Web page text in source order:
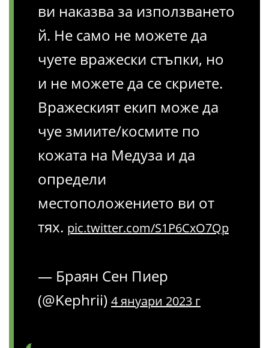
ви наказва за използването
й. Не само не можете да
чуете вражески стъпки, но
и не можете да се скриете.
Вражеският екип може да
чуе змиите/космите по
кожата на Медуза и да
определи
местоположението ви от
тях. pic.twitter.com/S1P6CxO7Qp
— Браян Сен Пиер
(@Kephrii) 4 януари 2023 г